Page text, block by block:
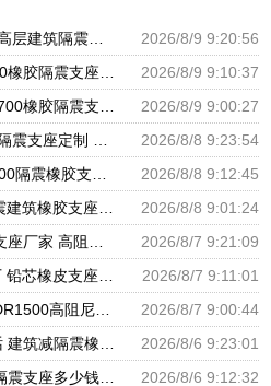
钢结构建筑抗震支座生产厂家 高层建筑隔震支座什么价格 房屋建筑隔震支座厂家电话
2026/8/9 9:20:56
学校隔震支座生产厂家 LNR800橡胶隔震支座 圆形高阻尼隔震橡胶支座什么价格
2026/8/9 9:10:37
抗震式橡胶隔震支座厂家 LNR700橡胶隔震支座多少钱 建筑天然橡胶隔震支座LNR900
2026/8/9 9:00:27
减震隔震橡胶支座 建筑抗震式隔震支座定制 减震隔震橡胶支座多少钱
2026/8/8 9:23:54
铅芯橡胶防震支座定制 LNR1100隔震橡胶支座生产厂家 LRB橡胶隔震支座源头工厂
2026/8/8 9:12:45
LRB700隔震支座生产厂家 隔震建筑橡胶支座多少钱 建筑橡胶隔震减震支座生产厂家
2026/8/8 9:01:24
建筑水平力分散力型橡胶隔震支座厂家 高阻尼减隔震橡胶支座 LRB300橡胶隔震支座厂家电话
2026/8/7 9:21:09
LRB橡胶隔震支座600源头工厂 铅芯橡皮支座生产厂家 建筑橡胶抗震支座厂商生产厂家
2026/8/7 9:11:01
隔振橡胶隔震支座什么价格 HDR1500高阻尼支座厂家 LNR水平分散形隔震支座源头工厂
2026/8/7 9:00:44
LNR400橡胶隔震支座厂家电话 建筑减隔震橡胶支座什么价格 天然橡胶隔震支座LNR900源头工厂
2026/8/6 9:23:01
水平分散力支座 LNR900橡胶隔震支座多少钱 建筑橡胶抗震支座厂家
2026/8/6 9:12:32